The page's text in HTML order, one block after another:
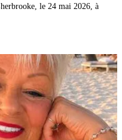
le 24 mai 2026, à